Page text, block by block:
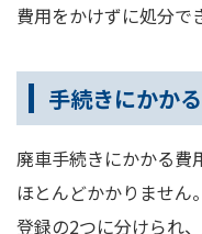
費用をかけずに処分で
手続きにかか
廃車手続きにかかる費
ほとんどかかりません
登録の2つに分けられ